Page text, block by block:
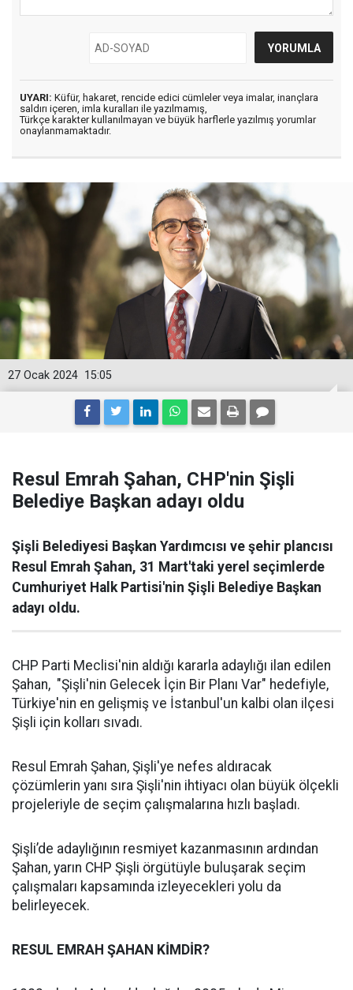
UYARI: Küfür, hakaret, rencide edici cümleler veya imalar, inançlara
saldırı içeren, imla kuralları ile yazılmamış,
Türkçe karakter kullanılmayan ve büyük harflerle yazılmış yorumlar
onaylanmamaktadır.
15:05
27 Ocak 2024
Resul Emrah Şahan, CHP'nin Şişli
Belediye Başkan adayı oldu
Şişli Belediyesi Başkan Yardımcısı ve şehir plancısı
Resul Emrah Şahan, 31 Mart'taki yerel seçimlerde
Cumhuriyet Halk Partisi'nin Şişli Belediye Başkan
adayı oldu.
CHP Parti Meclisi'nin aldığı kararla adaylığı ilan edilen
Şahan, "Şişli'nin Gelecek İçin Bir Planı Var" hedefiyle,
Türkiye'nin en gelişmiş ve İstanbul'un kalbi olan ilçesi
Şişli için kolları sıvadı.
Resul Emrah Şahan, Şişli'ye nefes aldıracak
çözümlerin yanı sıra Şişli'nin ihtiyacı olan büyük ölçekli
projeleriyle de seçim çalışmalarına hızlı başladı.
Şişli’de adaylığının resmiyet kazanmasının ardından
Şahan, yarın CHP Şişli örgütüyle buluşarak seçim
çalışmaları kapsamında izleyecekleri yolu da
belirleyecek.
RESUL EMRAH ŞAHAN KİMDİR?